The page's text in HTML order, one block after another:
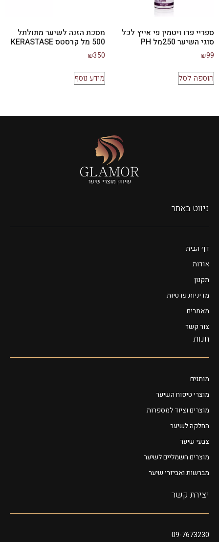
ספריי פרו ויטמין פי אייץ לכל
סוגי השיער 250מל PH
₪99
הוספה לסל
מסכת הזנה לשיער מתולתל
500 מל קרסטס KERASTASE
₪350
מידע נוסף
ניווט באתר
דף הבית
אודות
תקנון
מדיניות פרטיות
מאמרים
צור קשר
חנות
מותגים
מוצרי טיפוח השיער
מוצרים וציוד למספרות
החלקה לשיער
צבעי שיער
מוצרים חשמליים לשיער
מברשות ואביזרי שיער
יצירת קשר
09-7673230